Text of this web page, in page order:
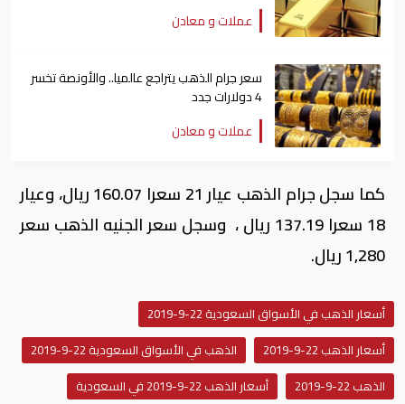
عملات و معادن
سعر جرام الذهب يتراجع عالميا.. والأونصة تخسر
4 دولارات جدد
عملات و معادن
كما سجل جرام الذهب عيار 21 سعرا 160.07 ريال، وعيار
18 سعرا 137.19 ريال ، وسجل سعر الجنيه الذهب سعر
1,280 ريال.
أسعار الذهب في الأسواق السعودية 22-9-2019
أسعار الذهب 22-9-2019
الذهب في الأسواق السعودية 22-9-2019
الذهب 22-9-2019
أسعار الذهب 22-9-2019 في السعودية